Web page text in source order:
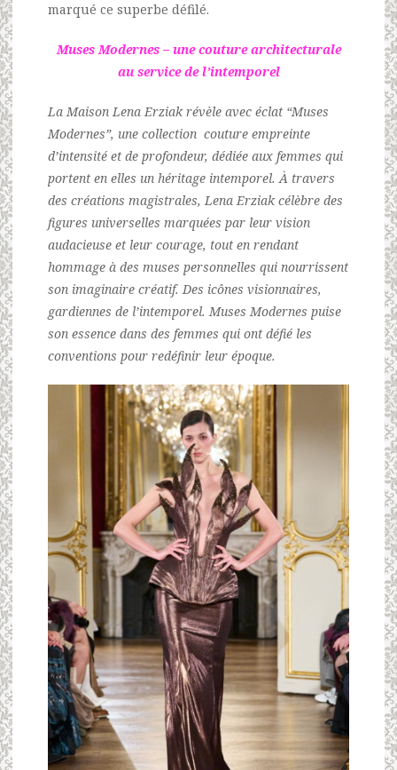
marqué ce superbe défilé.
Muses Modernes – une couture architecturale
au service de l’intemporel
La Maison Lena Erziak révèle avec éclat “Muses
Modernes”, une collection couture empreinte
d’intensité et de profondeur, dédiée aux femmes qui
portent en elles un héritage intemporel. À travers
des créations magistrales, Lena Erziak célèbre des
figures universelles marquées par leur vision
audacieuse et leur courage, tout en rendant
hommage à des muses personnelles qui nourrissent
son imaginaire créatif. Des icônes visionnaires,
gardiennes de l’intemporel. Muses Modernes puise
son essence dans des femmes qui ont défié les
conventions pour redéfinir leur époque.